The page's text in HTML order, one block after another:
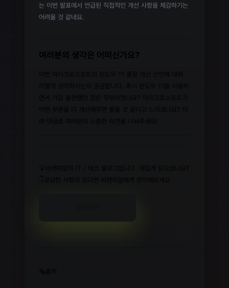
는 이번 발표에서 언급된 직접적인 개선 사항을 체감하기는
어려울 것 같네요.